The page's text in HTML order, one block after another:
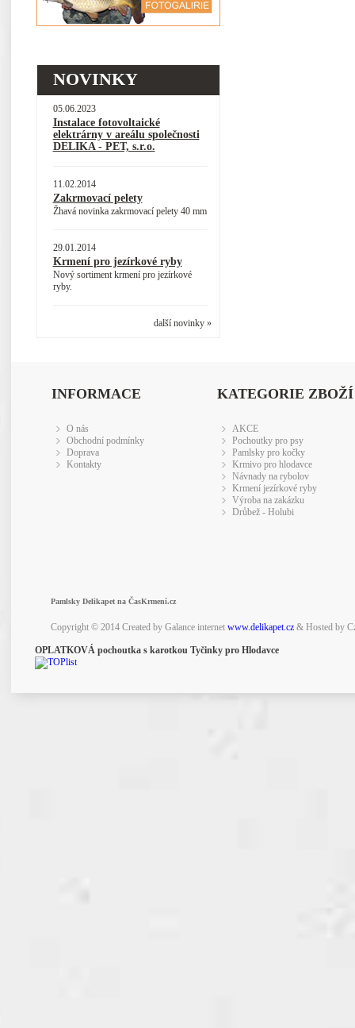
NOVINKY
05.06.2023
Instalace fotovoltaické
elektrárny v areálu společnosti
DELIKA - PET, s.r.o.
11.02.2014
Zakrmovací pelety
Žhavá novinka zakrmovací pelety 40 mm
29.01.2014
Krmení pro jezírkové ryby
Nový sortiment krmení pro jezírkové
ryby.
další novinky »
INFORMACE
O nás
Obchodní podmínky
Doprava
Kontakty
KATEGORIE ZBOŽÍ
AKCE
Pochoutky pro psy
Pamlsky pro kočky
Krmivo pro hlodavce
Návnady na rybolov
Krmení jezírkové ryby
Výroba na zakázku
Drůbež - Holubi
Pamlsky Delikapet na ČasKrmení.cz
Copyright © 2014 Created by Galance internet www.delikapet.cz& Hosted by
OPLATKOVÁ pochoutka s karotkou Tyčinky pro Hlodavce